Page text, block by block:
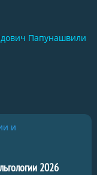
Папунашвили
2026